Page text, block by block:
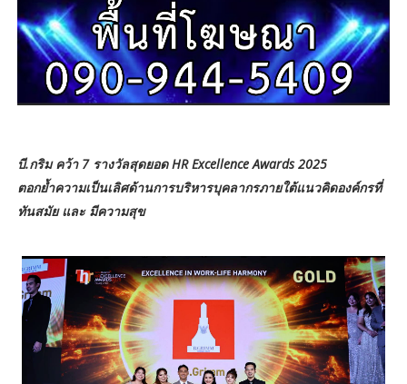
บี.กริม คว้า 7 รางวัลสุดยอด HR Excellence Awards 2025
ตอกย้ำความเป็นเลิศด้านการบริหารบุคลากรภายใต้แนวคิดองค์กรที่
ทันสมัย และ มีความสุข